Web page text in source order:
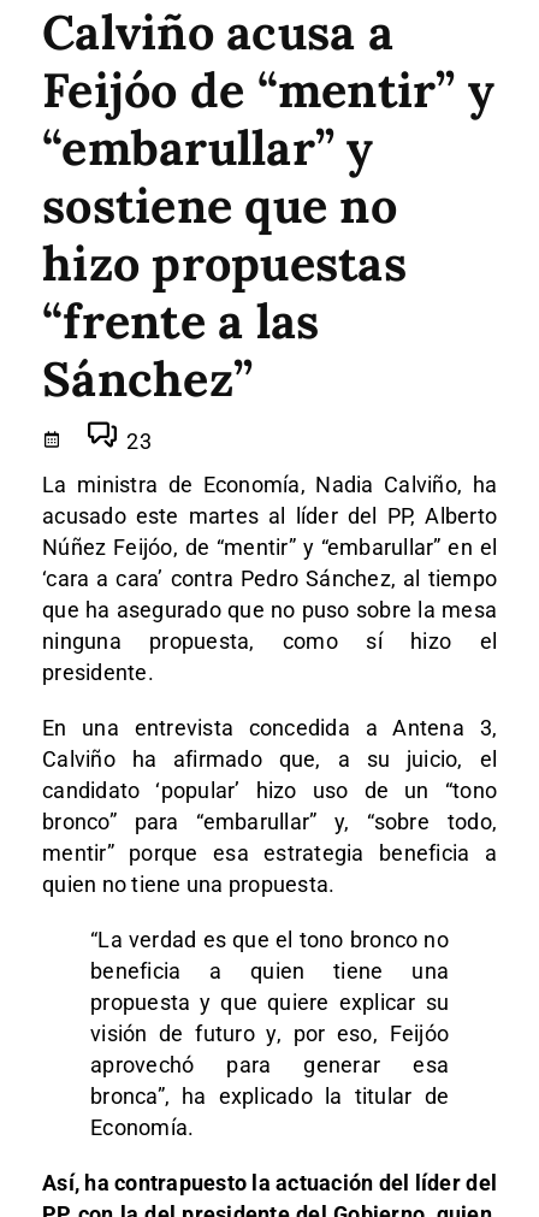
Calviño acusa a
Feijóo de “mentir” y
“embarullar” y
sostiene que no
hizo propuestas
“frente a las
Sánchez”
23
La ministra de Economía, Nadia Calviño, ha
acusado este martes al líder del PP, Alberto
Núñez Feijóo, de “mentir” y “embarullar” en el
‘cara a cara’ contra Pedro Sánchez, al tiempo
que ha asegurado que no puso sobre la mesa
ninguna propuesta, como sí hizo el
presidente.
En una entrevista concedida a Antena 3,
Calviño ha afirmado que, a su juicio, el
candidato ‘popular’ hizo uso de un “tono
bronco” para “embarullar” y, “sobre todo,
mentir” porque esa estrategia beneficia a
quien no tiene una propuesta.
“La verdad es que el tono bronco no
beneficia a quien tiene una
propuesta y que quiere explicar su
visión de futuro y, por eso, Feijóo
aprovechó para generar esa
bronca”, ha explicado la titular de
Economía.
Así, ha contrapuesto la actuación del líder del